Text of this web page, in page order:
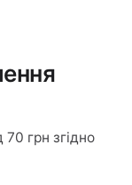
70 грн згідно